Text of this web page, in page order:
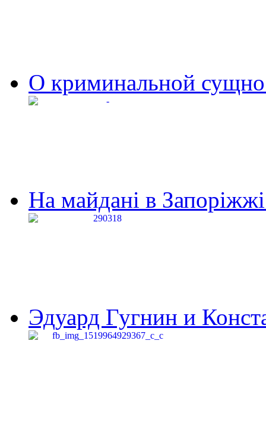
О криминальной
На майдані в
Эдуард Гугнин и